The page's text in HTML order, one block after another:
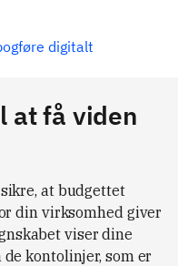
digitalt
at få viden
at budgettet
din virksomhed giver
viser dine
kontolinjer, som er